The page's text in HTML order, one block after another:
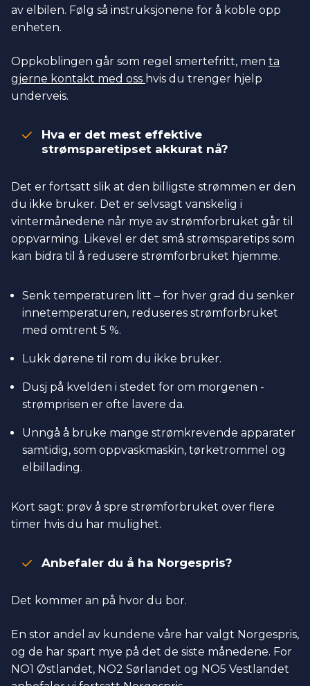
av elbilen. Følg så instruksjonene for å koble opp
enheten.
Oppkoblingen går som regel smertefritt, men ta
gjerne kontakt med oss hvis du trenger hjelp
underveis.
Hva er det mest effektive
strømsparetipset akkurat nå?
Det er fortsatt slik at den billigste strømmen er den
du ikke bruker. Det er selvsagt vanskelig i
vintermånedene når mye av strømforbruket går til
oppvarming. Likevel er det små strømsparetips som
kan bidra til å redusere strømforbruket hjemme.
Senk temperaturen litt – for hver grad du senker
innetemperaturen, reduseres strømforbruket
med omtrent 5 %.
Lukk dørene til rom du ikke bruker.
Dusj på kvelden i stedet for om morgenen -
strømprisen er ofte lavere da.
Unngå å bruke mange strømkrevende apparater
samtidig, som oppvaskmaskin, tørketrommel og
elbillading.
Kort sagt: prøv å spre strømforbruket over flere
timer hvis du har mulighet.
Anbefaler du å ha Norgespris?
Det kommer an på hvor du bor.
En stor andel av kundene våre har valgt Norgespris,
og de har spart mye på det de siste månedene. For
NO1 Østlandet, NO2 Sørlandet og NO5 Vestlandet